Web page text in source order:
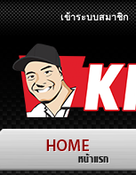
เข้าระบบสมาชิก